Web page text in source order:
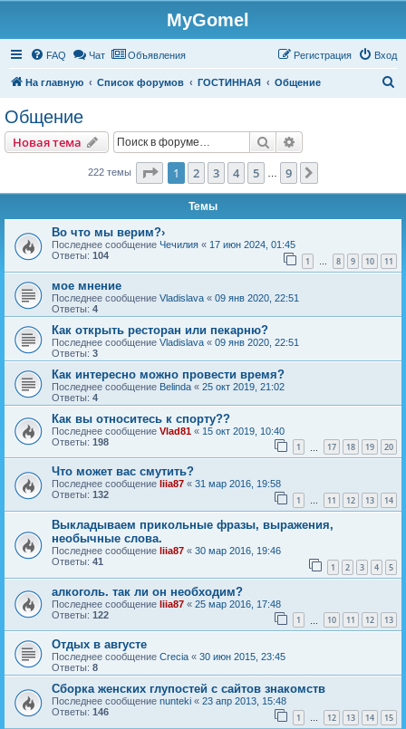
MyGomel
FAQ Чат Объявления Вход
Регистрация
На главную Список форумов ГОСТИННАЯ Общение
Общение
Новая тема
Новаятема Поиск
222 темы Страница из
1 2 3 4 5 9
Темы
Во что мы верим?›
Последнее сообщение Чечилия « 17 июн 2024, 01:45
Ответы: 104 1 … 8 9 10 11
мое мнение
Последнее сообщение Vladislava « 09 янв 2020, 22:51
Ответы: 4
Как открыть ресторан или пекарню?
Последнее сообщение Vladislava « 09 янв 2020, 22:51
Ответы: 3
Как интересно можно провести время?
Последнее сообщение Belinda « 25 окт 2019, 21:02
Ответы: 4
Как вы относитесь к спорту??
Последнее сообщение Vlad81 « 15 окт 2019, 10:40
Ответы: 198 1 17 18 19 20
Что может вас смутить?
Последнее сообщение liia87 « 31 мар 2016, 19:58
Ответы: 132 1 … 11 12 13 14
Выкладываем прикольные фразы, выражения,
необычные слова.
Последнее сообщение liia87 « 30 мар 2016, 19:46
Ответы: 41 1 2 3 4 5
алкоголь. так ли он необходим?
Последнее сообщение liia87 « 25 мар 2016, 17:48
Ответы: 122 1 10 11 12 13
Отдых в августе
Последнее сообщение Crecia « 30 июн 2015, 23:45
Ответы: 8
Сборка женских глупостей с сайтов знакомств
Последнее сообщение nunteki « 23 апр 2013, 15:48
Ответы: 146 1 … 12 13 14 15